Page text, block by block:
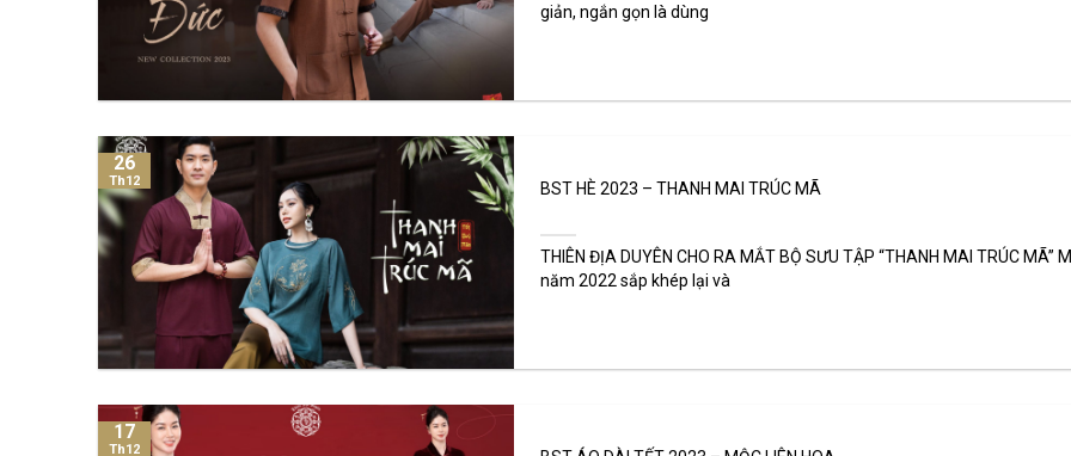
giản, ngắn gọn là dùng
BST HÈ 2023 – THANH MAI TRÚC MÃ
THIÊN ĐỊA DUYÊN CHO RA MẮT BỘ SƯU TẬP “THANH MAI TRÚC MÃ”
năm 2022 sắp khép lại và
26
Th12
17
Th12